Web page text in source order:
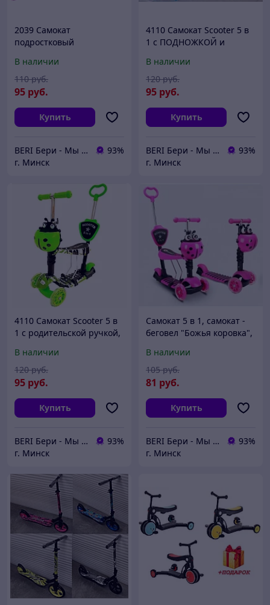
2039 Самокат
подростковый
расцветки), до 100 кг
В наличии
95 руб.
110 руб.
Купить
BERI Бери - Мы ненавидим демпинг, но нас вынуждают конкуренты
93%
г. Минск
4110 Самокат Scooter 5 в
1 с ПОДНОЖКОЙ и
принт ГРАФФИТИ Разные
расцветки
В наличии
95 руб.
120 руб.
Купить
BERI Бери - Мы ненавидим демпинг, но нас вынуждают конкуренты
93%
г. Минск
4110 Самокат Scooter 5 в
1 с родительской ручкой,
В наличии
95 руб.
120 руб.
Купить
BERI Бери - Мы ненавидим демпинг, но нас вынуждают конкуренты
93%
г. Минск
Самокат 5 в 1, самокат -
беговел "Божья коровка",
Scooter, беговел, 4110,
розовый
В наличии
81 руб.
105 руб.
Купить
BERI Бери - Мы ненавидим демпинг, но нас вынуждают конкуренты
93%
г. Минск